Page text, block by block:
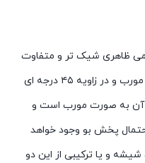
ظاهری شیک تر و متفاوت
تر دارد. نحوه قرار گرفتن آن به صورت مورب و در زاویه ۴۵ درجه ای
به صورت مورب است و
پخش بو وجود خواهد
و یا ترکیبی از این دو